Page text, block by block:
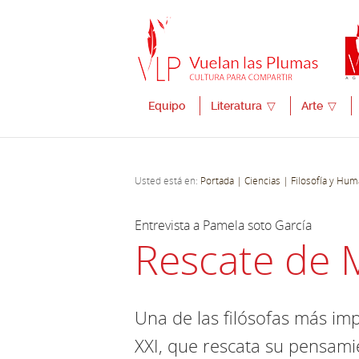
Equipo Literatura ▽ Arte ▽
Usted está en: Portada | Ciencias | Filosofía y
Entrevista a Pamela soto García
Rescate de
Una de las filósofas más
XXI, que rescata su